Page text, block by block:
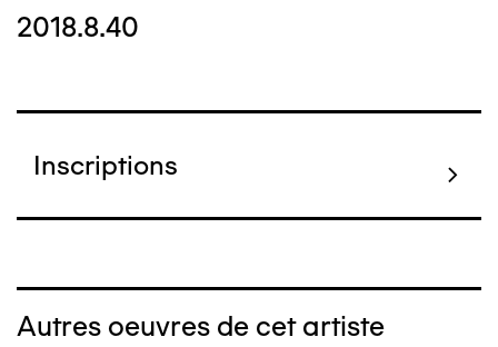
2018.8.40
Inscriptions
Autres oeuvres de cet artiste